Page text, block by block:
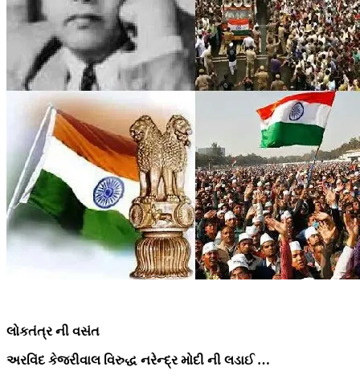
લોકતંત્ર ની વસંત
અરવિંદ કેજરીવાલ વિરુદ્ધ નરેન્દ્ર મોદી ની લડાઈ …